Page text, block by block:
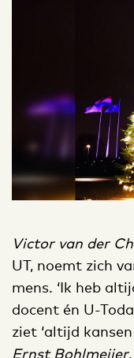
Victor van der
UT, noemt zich
mens. ‘Ik heb
docent én U-
ziet ‘altijd
Ernst Bohlmeijer